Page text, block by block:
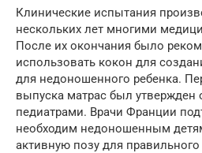
Клинические испытания
нескольких лет многими
После их окончания было
использовать кокон для
для недоношенного ребенка.
выпуска матрас был утвержден
педиатрами. Врачи Франции
необходим недоношенным
активную позу для правильного